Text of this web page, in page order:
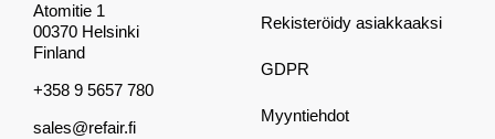
Atomitie 1
00370 Helsinki
Finland
+358 9 5657 780
sales@refair.fi
Rekisteröidy asiakkaaksi
GDPR
Myyntiehdot